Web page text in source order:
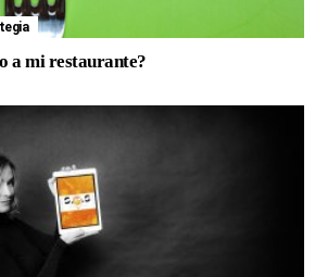
a mi restaurante?